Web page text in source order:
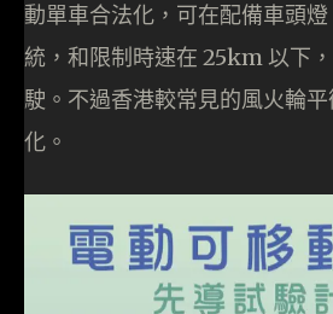
動單車合法化，可在配備車頭
統，和限制時速在 25km 以下
駛。不過香港較常見的風火輪
化。